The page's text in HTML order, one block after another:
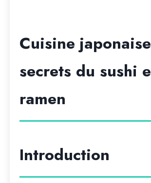
Cuisine
secrets du sushi
ramen
Introduction